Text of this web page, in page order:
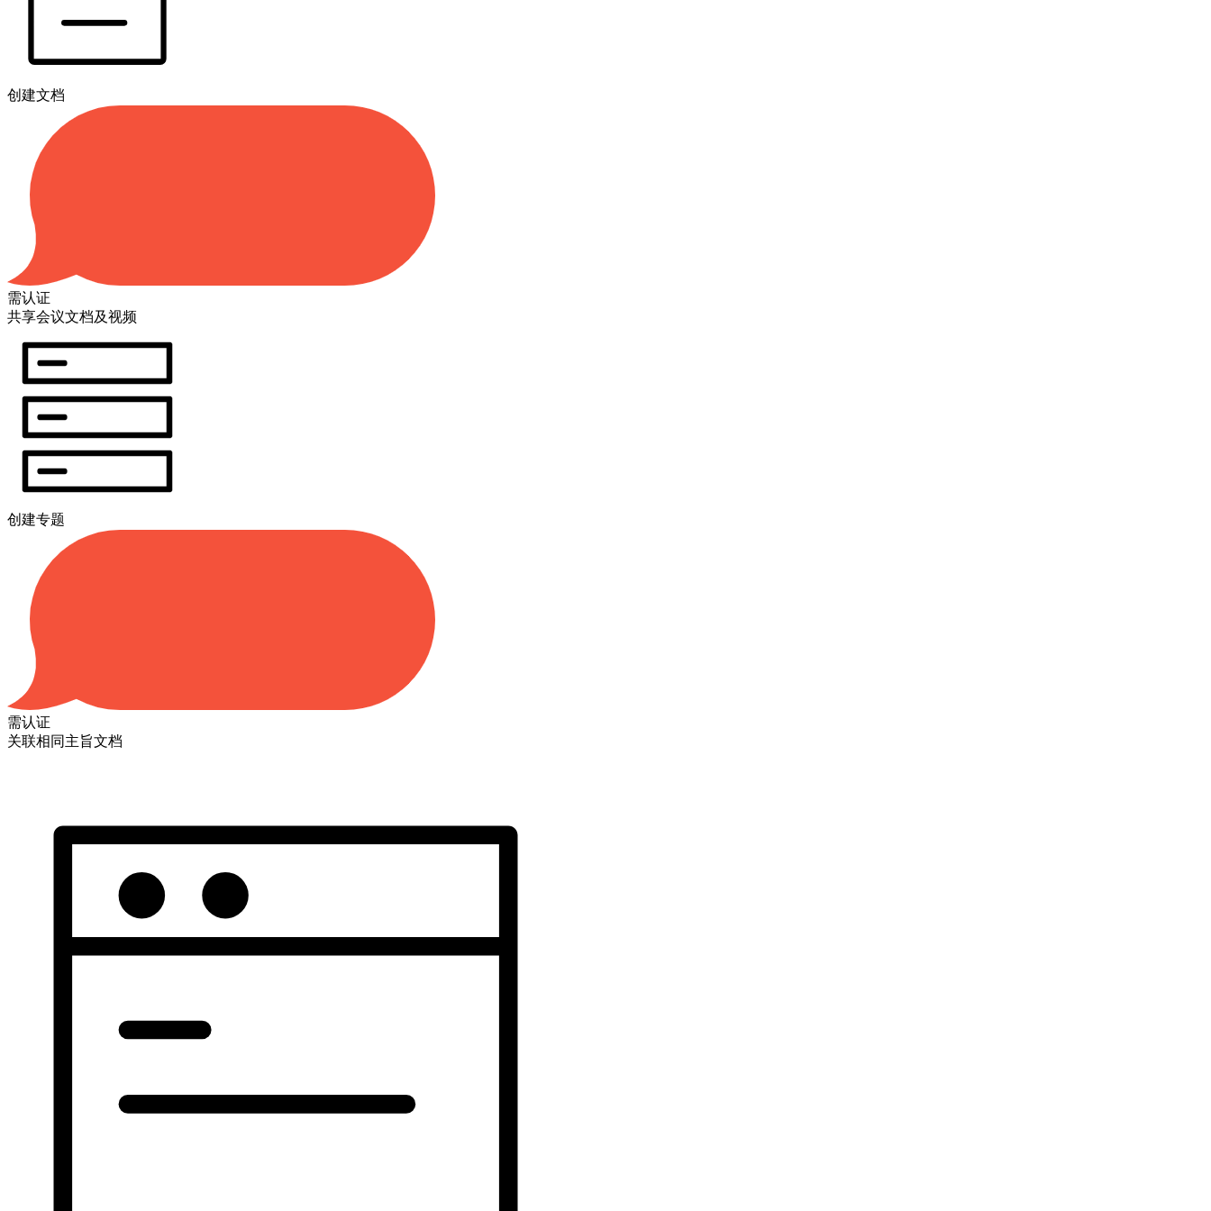
创建文档
需认证
共享会议文档及视频
创建专题
需认证
关联相同主旨文档